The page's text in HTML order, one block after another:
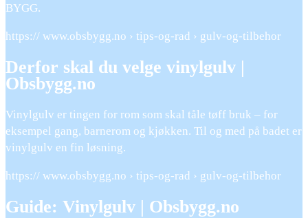
BYGG.
https:// www.obsbygg.no › tips-og-rad › gulv-og-tilbehor
Derfor skal du velge vinylgulv |
Obsbygg.no
Vinylgulv er tingen for rom som skal tåle tøff bruk – for
eksempel gang, barnerom og kjøkken. Til og med på badet er
vinylgulv en fin løsning.
https:// www.obsbygg.no › tips-og-rad › gulv-og-tilbehor
Guide: Vinylgulv | Obsbygg.no